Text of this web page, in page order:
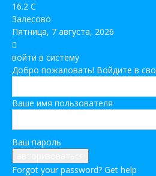
16.2 C
Залесово
Пятница, 7 августа, 2026
войти в систему
Добро пожаловать! Войдите в
Ваше имя пользователя
Ваш пароль
Forgot your password? Get help